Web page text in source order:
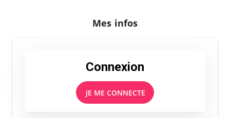
Mes infos
Connexion
JE ME CONNECTE